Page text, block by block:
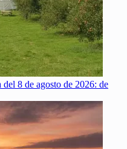
8 de agosto de 2026: de